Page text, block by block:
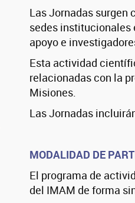
Las Jornadas
sedes institucionales
apoyo e
Esta actividad
relacionadas con la
Misiones.
Las Jornadas
MODALIDAD DE
El programa de
del IMAM de forma